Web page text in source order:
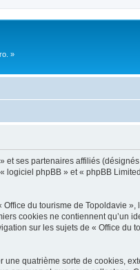
»
ses partenaires affiliés
phpBB » et « phpBB
du tourisme de Topoldavie
cookies ne contiennent qu’un
sur les sujets de « Office du
quatrième sorte de cookies,